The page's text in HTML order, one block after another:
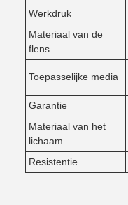
Werkdruk
Materiaal van de
flens
Toepasselijke media
Garantie
Materiaal van het
lichaam
Resistentie